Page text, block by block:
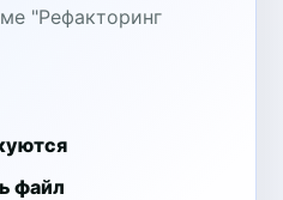
"Рефакторинг
файл